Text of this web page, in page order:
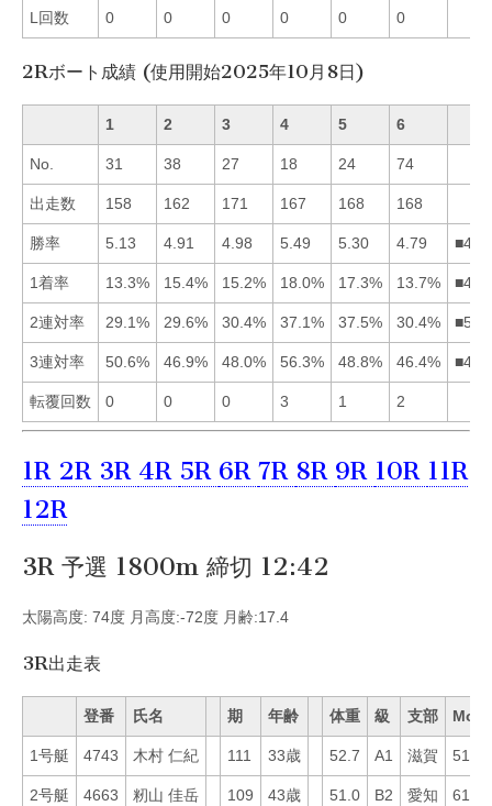
L回数 0 0 0 0 0 0
2Rボート成績 (使用開始2025年10月8日)
1 2 3 4 5 6
No. 31 38 27 18 24 74
出走数 158 162 171 167 168 168
勝率 5.13 4.91 4.98 5.49 5.30 4.79
1着率 13.3% 15.4% 15.2% 18.0% 17.3% 13.7%
2連対率 29.1% 29.6% 30.4% 37.1% 37.5% 30.4%
3連対率 50.6% 46.9% 48.0% 56.3% 48.8% 46.4%
転覆回数 0 0 0 3 1 2
1R 2R 3R 4R 5R 6R 7R 8R 9R 10R 11R
12R
3R 予選 1800m 締切 12:42
太陽高度: 74度 月高度:-72度 月齢:17.4
3R出走表
登番 氏名 期 年齢 体重 級 支部 Mo
1号艇 4743 木村 仁紀 111 33歳 52.7 A1 滋賀 51
2号艇 4663 籾山 佳岳 109 43歳 51.0 B2 愛知 61